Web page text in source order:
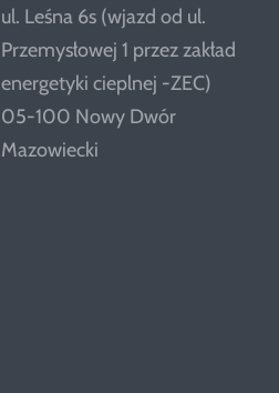
ul. Leśna 6s (wjazd od ul.
Przemysłowej 1 przez zakład
energetyki cieplnej -ZEC)
05-100 Nowy Dwór
Mazowiecki